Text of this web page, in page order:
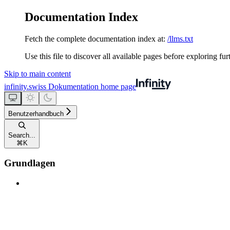
Documentation Index
Fetch the complete documentation index at: /llms.txt
Use this file to discover all available pages before exploring
Skip to main content
infinity.swiss Dokumentation home page
Benutzerhandbuch
Search...
⌘K
Grundlagen